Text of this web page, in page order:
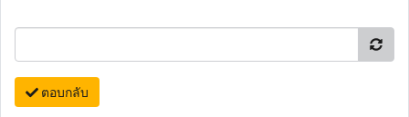
ตอบกลับ